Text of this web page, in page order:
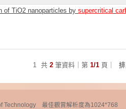
of TiO2 nanoparticles by supercritical
1 共 2 筆資料｜第 1/1 頁｜
Technology 最佳觀賞解析度為1024*768